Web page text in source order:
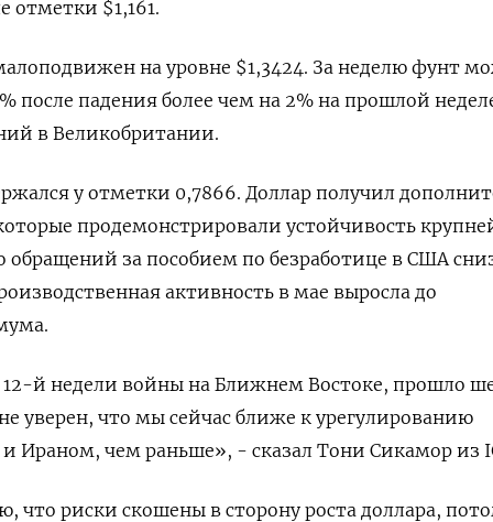
отметки $1,161.
на уровне $1,3424. За неделю ​фунт
после падения более чем на ‌2% на прошлой
в Великобритании.
у отметки 0,7866. Доллар получил
продемонстрировали устойчивость
за пособием по безработице в США
активность в мае выросла до
й недели войны на Ближнем Востоке, прошло
уверен, что мы сейчас ближе к урегулированию
Ираном, чем раньше», - сказал Тони Сикамор из
что ​риски скошены в ⁠сторону роста доллара,